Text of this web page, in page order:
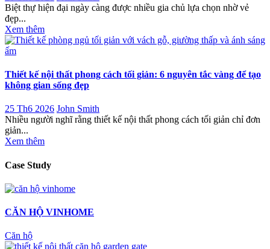
Biệt thự hiện đại ngày càng được nhiều gia chủ lựa chọn nhờ vẻ
đẹp...
Xem thêm
Thiết kế nội thất phong cách tối giản: 6 nguyên tắc vàng để tạo
không gian sống đẹp
25 Th6 2026 John Smith
Nhiều người nghĩ rằng thiết kế nội thất phong cách tối giản chỉ đơn
giản...
Xem thêm
Case Study
CĂN HỘ VINHOME
Căn hộ